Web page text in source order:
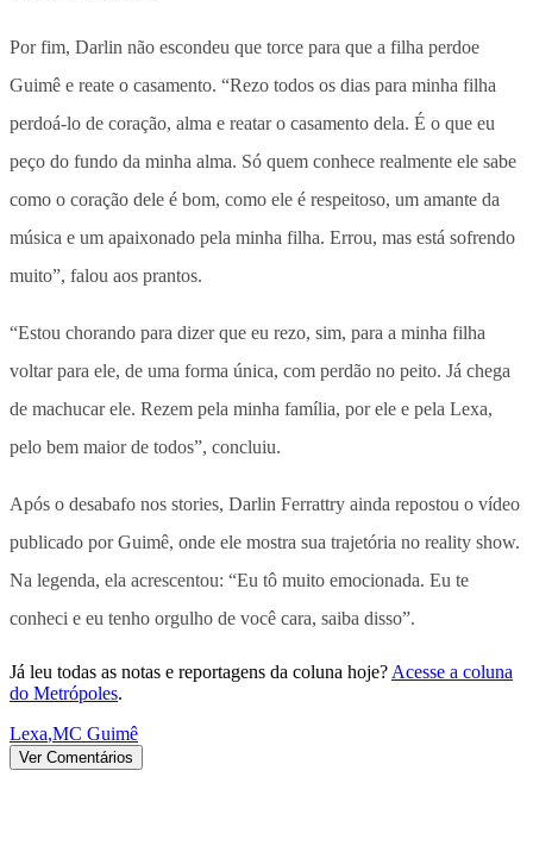
Por fim, Darlin não escondeu que torce para que a filha perdoe
Guimê e reate o casamento. “Rezo todos os dias para minha filha
perdoá-lo de coração, alma e reatar o casamento dela. É o que eu
peço do fundo da minha alma. Só quem conhece realmente ele sabe
como o coração dele é bom, como ele é respeitoso, um amante da
música e um apaixonado pela minha filha. Errou, mas está sofrendo
muito”, falou aos prantos.
“Estou chorando para dizer que eu rezo, sim, para a minha filha
voltar para ele, de uma forma única, com perdão no peito. Já chega
de machucar ele. Rezem pela minha família, por ele e pela Lexa,
pelo bem maior de todos”, concluiu.
Após o desabafo nos stories, Darlin Ferrattry ainda repostou o vídeo
publicado por Guimê, onde ele mostra sua trajetória no reality show.
Na legenda, ela acrescentou: “Eu tô muito emocionada. Eu te
conheci e eu tenho orgulho de você cara, saiba disso”.
Já leu todas as notas e reportagens da coluna hoje? Acesse a coluna
do Metrópoles.
Lexa,MC Guimê
Ver Comentários